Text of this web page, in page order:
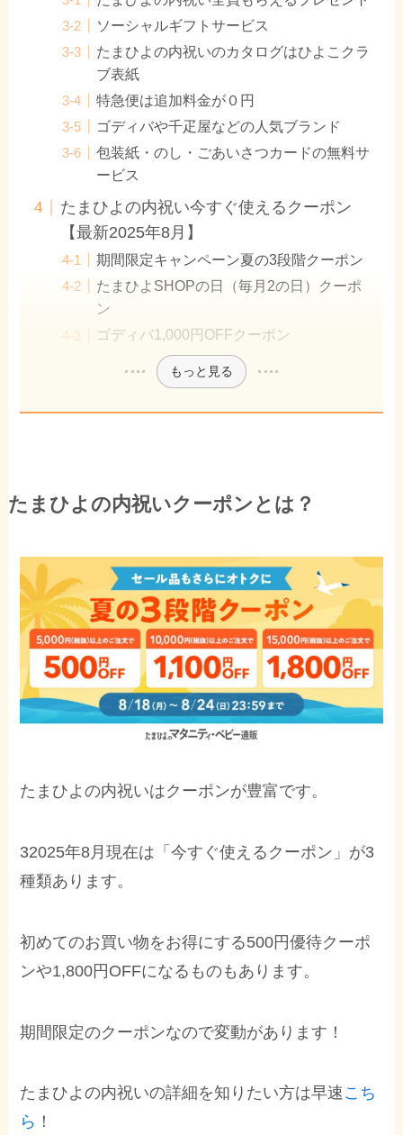
ソーシャルギフトサービス
たまひよの内祝いのカタログはひよこクラ
ブ表紙
特急便は追加料金が０円
ゴディバや千疋屋などの人気ブランド
包装紙・のし・ごあいさつカードの無料サ
ービス
たまひよの内祝い今すぐ使えるクーポン
【最新2025年8月】
期間限定キャンペーン夏の3段階クーポン
たまひよSHOPの日（毎月2の日）クーポ
ン
ゴディバ1,000円OFFクーポン
もっと見る
たまひよの内祝いクーポンとは？
たまひよの内祝いはクーポンが豊富です。
32025年8月現在は「今すぐ使えるクーポン」が3
種類あります。
初めてのお買い物をお得にする500円優待クーポ
ンや1,800円OFFになるものもあります。
期間限定のクーポンなので変動があります！
たまひよの内祝いの詳細を知りたい方は早速 こち
ら ！